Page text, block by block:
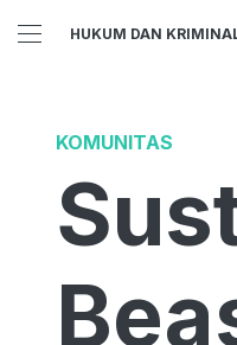
HUKUM DAN
KOMUNITAS